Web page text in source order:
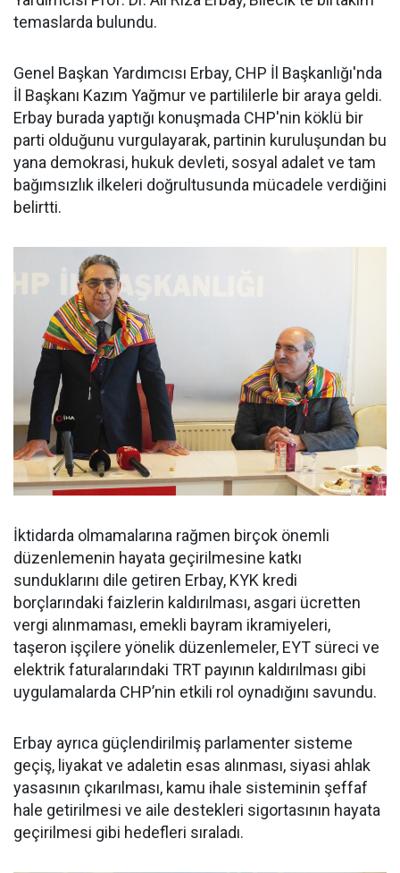
temaslarda bulundu.
Genel Başkan Yardımcısı Erbay, CHP İl Başkanlığı'nda
İl Başkanı Kazım Yağmur ve partililerle bir araya geldi.
Erbay burada yaptığı konuşmada CHP'nin köklü bir
parti olduğunu vurgulayarak, partinin kuruluşundan bu
yana demokrasi, hukuk devleti, sosyal adalet ve tam
bağımsızlık ilkeleri doğrultusunda mücadele verdiğini
belirtti.
İktidarda olmamalarına rağmen birçok önemli
düzenlemenin hayata geçirilmesine katkı
sunduklarını dile getiren Erbay, KYK kredi
borçlarındaki faizlerin kaldırılması, asgari ücretten
vergi alınmaması, emekli bayram ikramiyeleri,
taşeron işçilere yönelik düzenlemeler, EYT süreci ve
elektrik faturalarındaki TRT payının kaldırılması gibi
uygulamalarda CHP’nin etkili rol oynadığını savundu.
Erbay ayrıca güçlendirilmiş parlamenter sisteme
geçiş, liyakat ve adaletin esas alınması, siyasi ahlak
yasasının çıkarılması, kamu ihale sisteminin şeffaf
hale getirilmesi ve aile destekleri sigortasının hayata
geçirilmesi gibi hedefleri sıraladı.